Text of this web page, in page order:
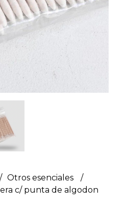
Otros esenciales
c/ punta de algodon